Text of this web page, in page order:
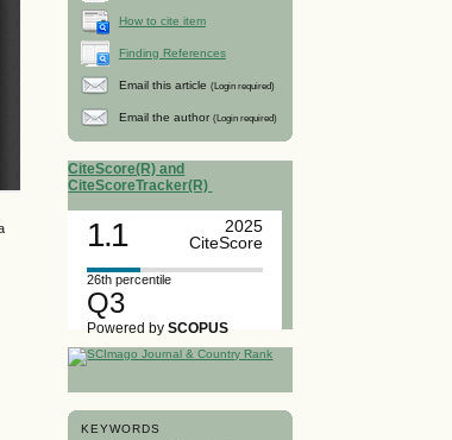
How to cite item
Finding References
Email this article (Login required)
Email the author (Login required)
CiteScore(R) and
CiteScoreTracker(R)
1.1
2025
CiteScore
26th percentile
Q3
Powered bySCOPUS
KEYWORDS